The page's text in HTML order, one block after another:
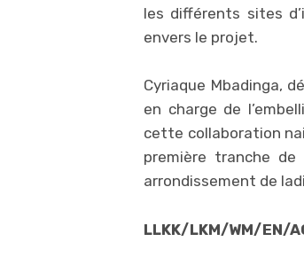
les différents sites
envers le projet.
Cyriaque Mbadinga,
en charge de
cette collaboration
première tranche
arrondissement de
LLKK/LKM/WM/EN/